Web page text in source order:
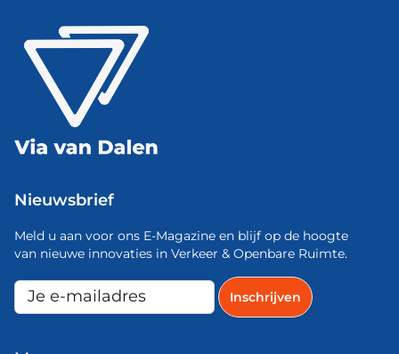
Nieuwsbrief
Meld u aan voor ons E-Magazine en blijf op de hoogte
van nieuwe innovaties in Verkeer & Openbare Ruimte.